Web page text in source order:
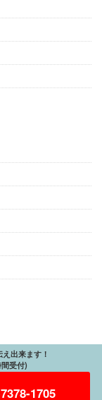
出来ます！
受付)
1705